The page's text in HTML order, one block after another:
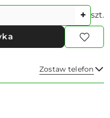
szt.
Zostaw telefon